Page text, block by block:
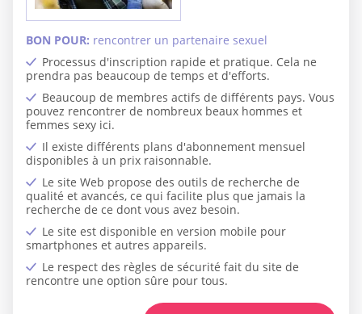
Processus d'inscription rapide et pratique. Cela ne
prendra pas beaucoup de temps et d'efforts.
Beaucoup de membres actifs de différents pays. Vous
pouvez rencontrer de nombreux beaux hommes et
femmes sexy ici.
Il existe différents plans d'abonnement mensuel
disponibles à un prix raisonnable.
Le site Web propose des outils de recherche de
qualité et avancés, ce qui facilite plus que jamais la
recherche de ce dont vous avez besoin.
Le site est disponible en version mobile pour
smartphones et autres appareils.
Le respect des règles de sécurité fait du site de
rencontre une option sûre pour tous.
BON POUR: rencontrer un partenaire sexuel